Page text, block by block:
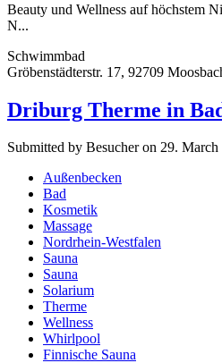
Beauty und Wellness auf höchstem
N...
Schwimmbad
Gröbenstädterstr. 17, 92709
Driburg Therme in
Submitted by Besucher on 29.
Außenbecken
Bad
Kosmetik
Massage
Nordrhein-Westfalen
Sauna
Sauna
Solarium
Therme
Wellness
Whirlpool
Finnische Sauna